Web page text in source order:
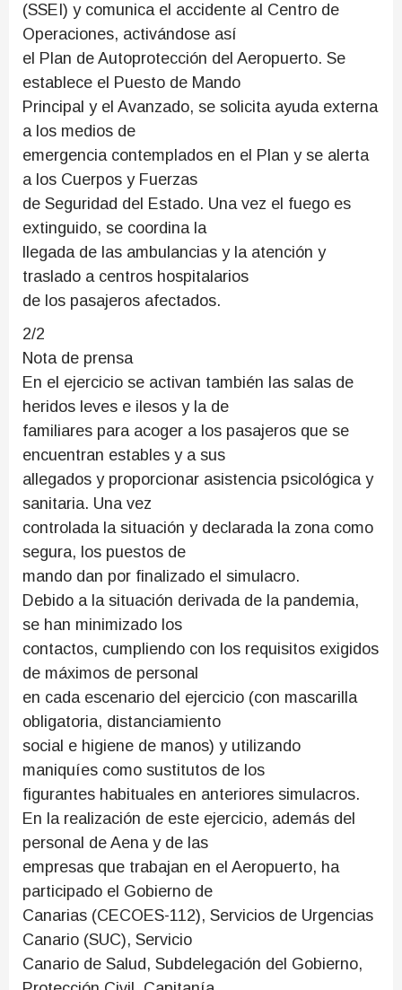
(SSEI) y comunica el accidente al Centro de
Operaciones, activándose así
el Plan de Autoprotección del Aeropuerto. Se
establece el Puesto de Mando
Principal y el Avanzado, se solicita ayuda externa
a los medios de
emergencia contemplados en el Plan y se alerta
a los Cuerpos y Fuerzas
de Seguridad del Estado. Una vez el fuego es
extinguido, se coordina la
llegada de las ambulancias y la atención y
traslado a centros hospitalarios
de los pasajeros afectados.
2/2
Nota de prensa
En el ejercicio se activan también las salas de
heridos leves e ilesos y la de
familiares para acoger a los pasajeros que se
encuentran estables y a sus
allegados y proporcionar asistencia psicológica y
sanitaria. Una vez
controlada la situación y declarada la zona como
segura, los puestos de
mando dan por finalizado el simulacro.
Debido a la situación derivada de la pandemia,
se han minimizado los
contactos, cumpliendo con los requisitos exigidos
de máximos de personal
en cada escenario del ejercicio (con mascarilla
obligatoria, distanciamiento
social e higiene de manos) y utilizando
maniquíes como sustitutos de los
figurantes habituales en anteriores simulacros.
En la realización de este ejercicio, además del
personal de Aena y de las
empresas que trabajan en el Aeropuerto, ha
participado el Gobierno de
Canarias (CECOES-112), Servicios de Urgencias
Canario (SUC), Servicio
Canario de Salud, Subdelegación del Gobierno,